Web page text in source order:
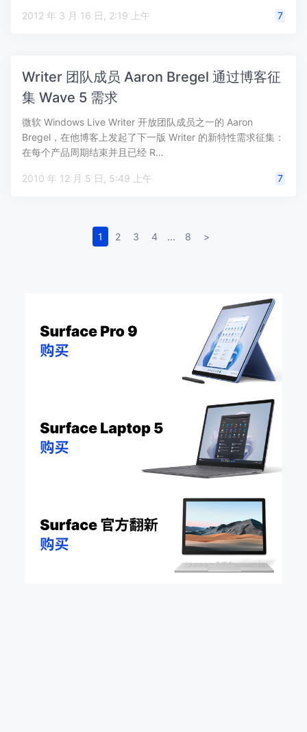
2012 年 3 月 16 日, 2:19 上午 7
Writer 团队成员 Aaron Bregel 通过博客征
集 Wave 5 需求
微软 Windows Live Writer 开放团队成员之一的 Aaron
Bregel，在他博客上发起了下一版 Writer 的新特性需求征集：
在每个产品周期结束并且已经 R…
2010 年 12 月 5 日, 5:49 上午 7
1 2 3 4 ... 8 >